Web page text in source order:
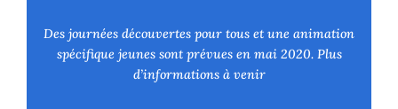
Des journées découvertes pour tous et une animation
spécifique jeunes sont prévues en mai 2020. Plus
d’informations à venir